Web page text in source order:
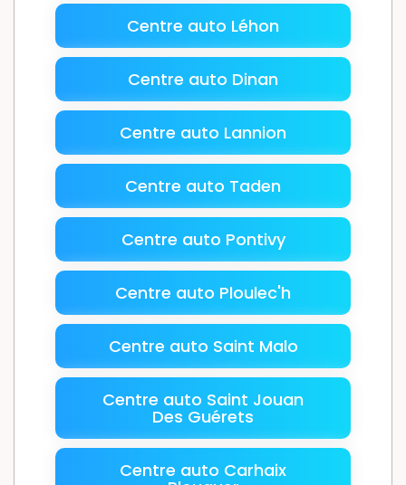
Centre auto Léhon
Centre auto Dinan
Centre auto Lannion
Centre auto Taden
Centre auto Pontivy
Centre auto Ploulec'h
Centre auto Saint Malo
Centre auto Saint Jouan
Des Guérets
Centre auto Carhaix